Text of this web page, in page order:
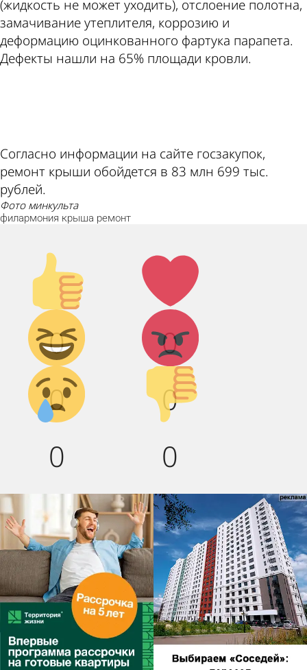
(жидкость не может уходить), отслоение полотна,
замачивание утеплителя, коррозию и
деформацию оцинкованного фартука парапета.
Дефекты нашли на 65% площади кровли.
Согласно информации на сайте госзакупок,
ремонт крыши обойдется в 83 млн 699 тыс.
рублей.
фото минкульта
филармония крыша ремонт
Палец
вверх!
0
Лайк!
0
Дикий
смех!
0
Агрессия!
0
Грусть :(
0
Палец
вниз!
0